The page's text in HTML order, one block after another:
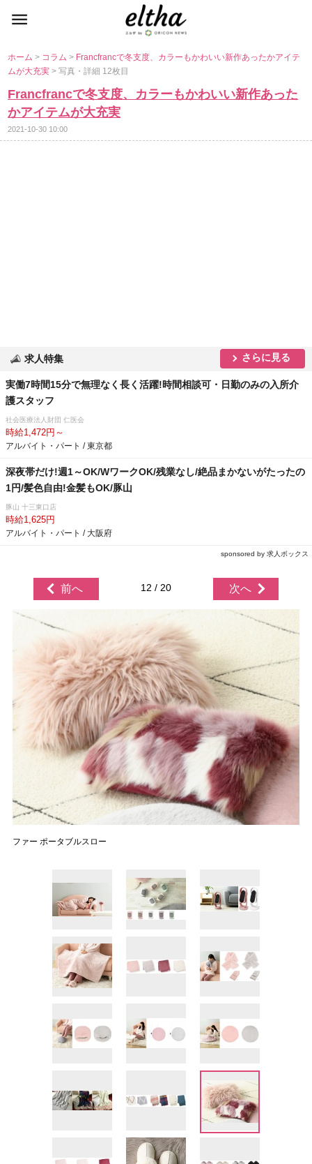
ホーム> コラム> Francfrancで冬支度、カラーもかわいい新作あったかアイテ
ムが大充実> 写真・詳細 12枚目
Francfrancで冬支度、カラーもかわいい新作あった
かアイテムが大充実
2021-10-30 10:00
求人特集 さらに見る
実働7時間15分で無理なく長く活躍!時間相談可・日勤のみの入所介
護スタッフ
社会医療法人財団 仁医会
時給1,472円～
アルバイト・パート / 東京都
深夜帯だけ!週1～OK/WワークOK/残業なし/絶品まかないがたったの
1円/髪色自由!金髪もOK/豚山
豚山 十三東口店
時給1,625円
アルバイト・パート / 大阪府
sponsored by 求人ボックス
前へ 12 / 20 次へ
ファー ポータブルスロー